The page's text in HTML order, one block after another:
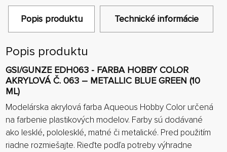
Popis produktu Technické informácie
Popis produktu
GSI/GUNZE EDH063 - FARBA HOBBY COLOR
AKRYLOVÁ Č. 063 – METALLIC BLUE GREEN (10
ML)
Modelárska akrylová farba Aqueous Hobby Color určená
na farbenie plastikových modelov. Farby sú dodávané
ako lesklé, pololesklé, matné či metalické. Pred použitím
riadne rozmiešajte. Rieďte podľa potreby výhradne